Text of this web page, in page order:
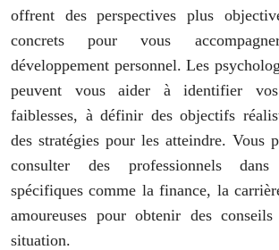
offrent des perspectives plus
concrets pour vous
développement personnel. Les
peuvent vous aider à identifier
faiblesses, à définir des objectifs
des stratégies pour les atteindre. Vous
consulter des professionnels
spécifiques comme la finance, la
amoureuses pour obtenir des
situation.